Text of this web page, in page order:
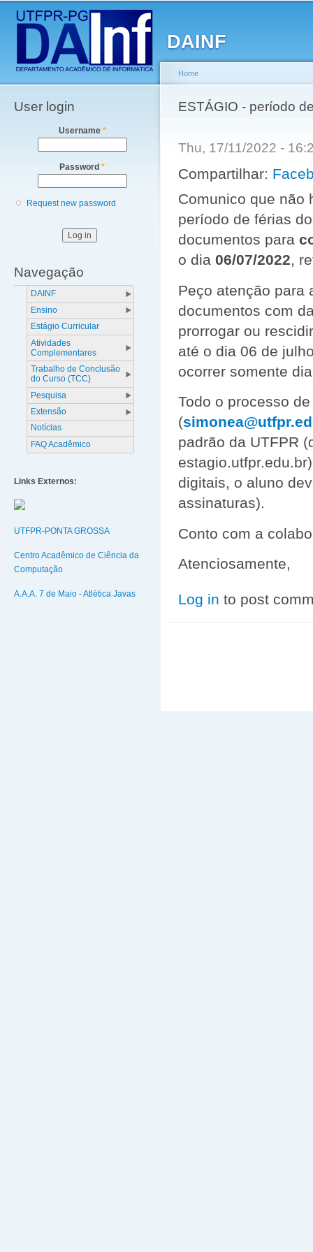
DAINF
Main menu
User login
Username *
Password *
Request new password
Navegação
DAINF
Ensino
Estágio Curricular
Atividades
Complementares
Trabalho de Conclusão
do Curso (TCC)
Pesquisa
Extensão
Notícias
FAQ Acadêmico
Links Externos:
UTFPR-PONTA GROSSA
Centro Acadêmico de Ciência da
Computação
A.A.A. 7 de Maio - Atlética Javas
You are here
Home
ESTÁGIO - período
Thu, 17/11/2022 -
Compartilhar:
Comunico que não
período de férias
documentos para
o dia 06/07/2022,
Peço atenção para
documentos com
prorrogar ou
até o dia 06 de
ocorrer somente
Todo o processo
(
padrão da UTFPR
digitais, o aluno
assinaturas).
Conto com a
Atenciosamente,
Log in to post